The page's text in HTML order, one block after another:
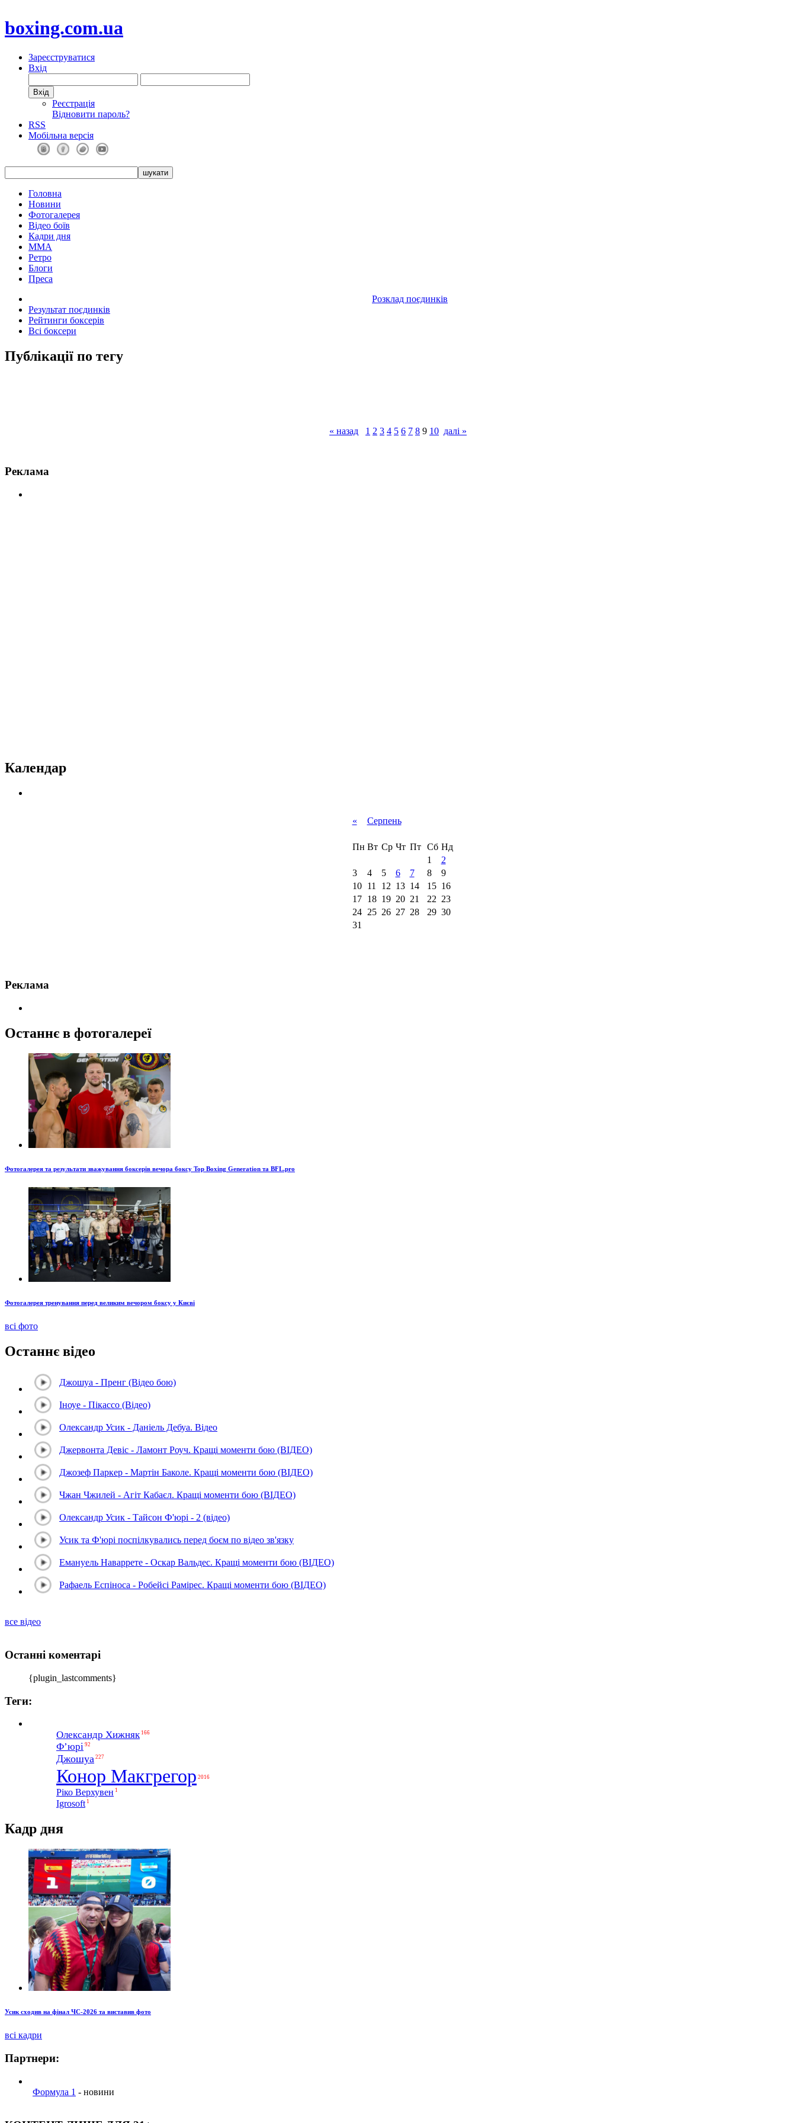
boxing.com.ua
Зареєструватися
Вхід
Реєстрація
Відновити пароль?
RSS
Мобільна версія
Головна
Новини
Фотогалерея
Відео боїв
Кадри дня
ММА
Ретро
Блоги
Преса
Розклад поєдинків
Результат поєдинків
Рейтинги боксерів
Всі боксери
Публікації по тегу
« назад 1 2 3 4 5 6 7 8 9 10 далі »
Реклама
Календар
« Серпень
Пн Вт Ср Чт Пт Сб Нд
1
2
3
4 5 6 7 8
9
10
11 12 13 14 15 16
17
18 19 20 21 22 23
24
25 26 27 28 29 30
31
Реклама
Останнє в фотогалереї
Фотогалерея та результати зважування боксерів вечора боксу Top Boxing Generation та BFL.pro
Фотогалерея тренування перед великим вечором боксу у Києві
всі фото
Останнє відео
Джошуа - Пренг (Відео бою)
Іноуе - Пікассо (Відео)
Олександр Усик - Даніель Дебуа. Відео
Джервонта Девіс - Ламонт Роуч. Кращі моменти бою (ВІДЕО)
Джозеф Паркер - Мартін Баколе. Кращі моменти бою (ВІДЕО)
Чжан Чжилей - Агіт Кабаєл. Кращі моменти бою (ВІДЕО)
Олександр Усик - Тайсон Ф'юрі - 2 (відео)
Усик та Ф'юрі поспілкувались перед боєм по відео зв'язку
Емануель Наваррете - Оскар Вальдес. Кращі моменти бою (ВІДЕО)
Рафаель Еспіноса - Робейсі Рамірес. Кращі моменти бою (ВІДЕО)
все відео
Останні коментарі
{plugin_lastcomments}
Теги:
Олександр Хижняк 166
Ф’юрі 92
Джошуа 227
Конор Макгрегор 2016
Ріко Верхувен 1
Igrosoft 1
Кадр дня
Усик сходив на фінал ЧС-2026 та виставив фото
всі кадри
Партнери:
Формула 1 - новини